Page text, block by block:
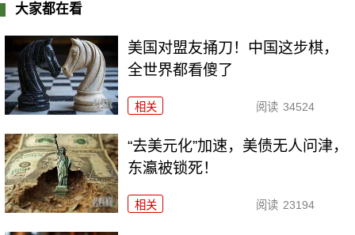
大家都在看
美国对盟友捅刀！中国这步棋，
全世界都看傻了
相关 阅读 34524
“去美元化”加速，美债无人问津，
东瀛被锁死！
相关 阅读 23194